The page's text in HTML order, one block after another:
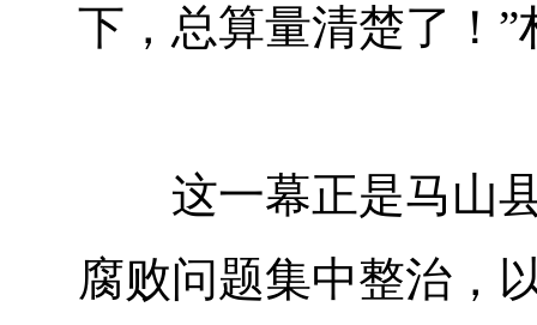
下，总算量清楚了！
这一幕正是马山县
腐败问题集中整治，